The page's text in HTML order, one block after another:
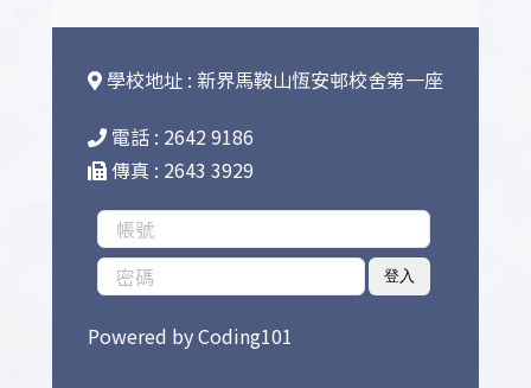
學校地址 : 新界馬鞍山恆安邨校舍第一座
電話 : 2642 9186
傳真 : 2643 3929
登入
Powered byCoding101